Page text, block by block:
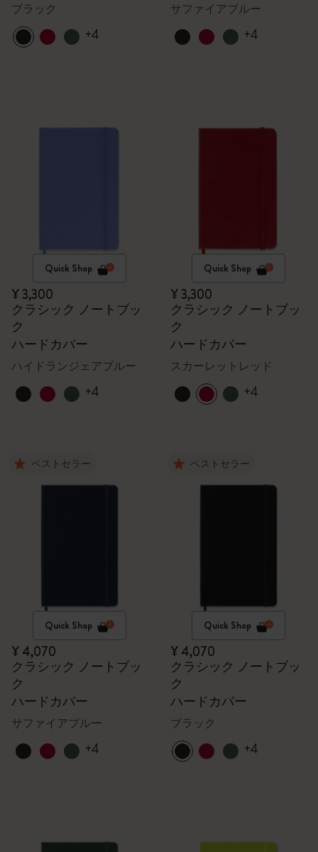
ブラック
+4
サファイアブルー
+4
Quick Shop
¥ 3,300
クラシック ノートブッ
ク
ハードカバー
ハイドランジェアブルー
+4
Quick Shop
¥ 3,300
クラシック ノートブッ
ク
ハードカバー
スカーレットレッド
+4
ベストセラー
Quick Shop
¥ 4,070
クラシック ノートブッ
ク
ハードカバー
サファイアブルー
+4
ベストセラー
Quick Shop
¥ 4,070
クラシック ノートブッ
ク
ハードカバー
ブラック
+4